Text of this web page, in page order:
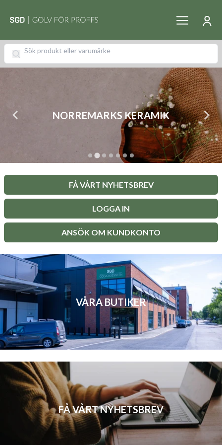
NORREMARKS KERAMIK
FÅ VÅRT NYHETSBREV
LOGGA IN
ANSÖK OM KUNDKONTO
VÅRA BUTIKER
FÅ VÅRT NYHETSBREV